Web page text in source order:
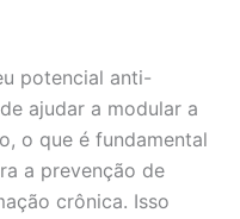
potencial anti-
ajudar a modular a
o que é fundamental
a prevenção de
crônica. Isso